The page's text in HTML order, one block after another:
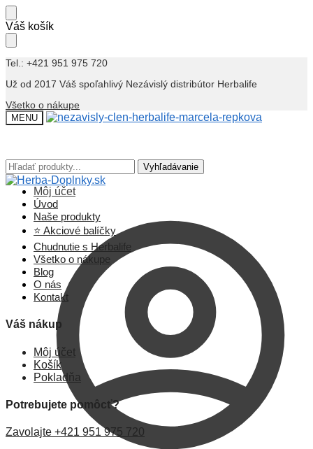
Skip
to
navigation
Skip
to
content
Váš košík
Tel.: +421 951 975 720
Už od 2017 Váš spoľahlivý Nezávislý distribútor Herbalife
Všetko o nákupe
MENU
Hľadať: Vyhľadávanie
Môj účet
Hľadať: Vyhľadávanie
Úvod
Naše produkty
⭐ Akciové balíčky
Chudnutie s Herbalife
Všetko o nákupe
Blog
O nás
Kontakt
Váš nákup
Môj účet
Košík
Pokladňa
Potrebujete pomôcť?
Zavolajte +421 951 975 720